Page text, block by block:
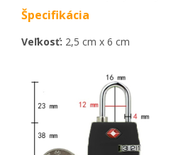
Špecifikácia
Veľkosť: 2,5 cm x 6 cm